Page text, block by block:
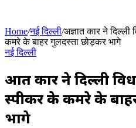
Home/नई दिल्ली/अज्ञात कार ने दिल्ली
कमरे के बाहर गुलदस्ता छोड़कर भागे
नई दिल्ली
अज्ञात कार ने दिल्ली
स्पीकर के कमरे के
भागे